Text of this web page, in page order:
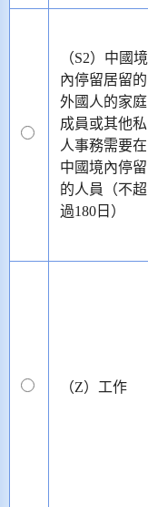
（S2）中國境
內停留居留的
外國人的家庭
成員或其他私
人事務需要在
中國境內停留
的人員（不超
過180日）
（Z）工作